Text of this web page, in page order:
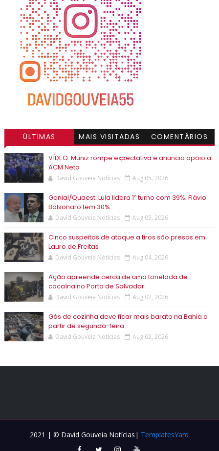
ÚLTIMAS MAIS VISITADAS COMENTÁRIOS
VÍDEO: Muniz rompe expectativa e anuncia apoio a
ACM Neto
David Gouveia Notícias Aug 05, 2026
Genial/Quaest: Lula lidera 1º turno com 39%; Flávio
Bolsonaro tem 30%
David Gouveia Notícias Aug 05, 2026
Cinco suspeitos de ataque a tiros são presos em
Lauro de Freitas
David Gouveia Notícias Aug 04, 2026
Ação apreende cerca de uma tonelada de
cocaína no Porto de Salvador
David Gouveia Notícias Aug 02, 2026
Gás de cozinha deve ficar mais barato na Bahia a
partir de segunda-feira
David Gouveia Notícias Aug 02, 2026
2021 | © David Gouveia Notícias| TemplatesYard